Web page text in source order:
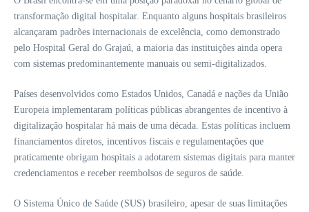
transformação digital hospitalar. Enquanto alguns hospitais brasileiros
alcançaram padrões internacionais de excelência, como demonstrado
pelo Hospital Geral do Grajaú, a maioria das instituições ainda opera
com sistemas predominantemente manuais ou semi-digitalizados.
Países desenvolvidos como Estados Unidos, Canadá e nações da União
Europeia implementaram políticas públicas abrangentes de incentivo à
digitalização hospitalar há mais de uma década. Estas políticas incluem
financiamentos diretos, incentivos fiscais e regulamentações que
praticamente obrigam hospitais a adotarem sistemas digitais para manter
credenciamentos e receber reembolsos de seguros de saúde.
O Sistema Único de Saúde (SUS) brasileiro, apesar de suas limitações